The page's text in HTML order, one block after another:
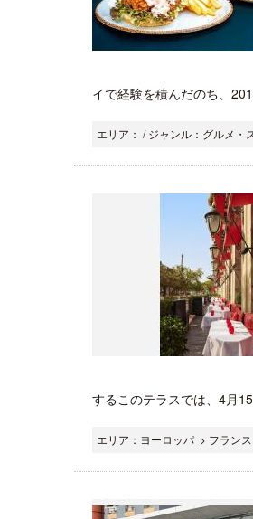
イで経験を積んだのち、
エリア： / ジャンル：グルメ・
するこのテラスでは、4月
エリア：ヨーロッパ > フラン